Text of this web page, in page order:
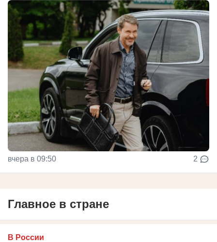
вчера в 09:50 2
Главное в стране
В России